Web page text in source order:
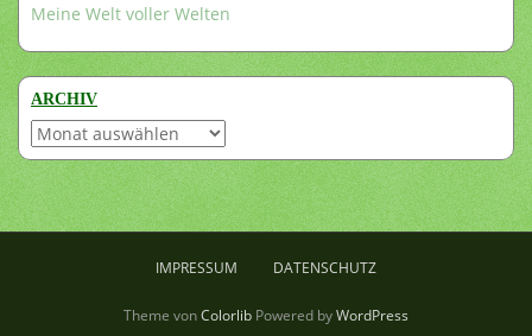
Meine Welt voller Welten
ARCHIV
Archiv
IMPRESSUM DATENSCHUTZ
Theme vonColorlib Powered byWordPress